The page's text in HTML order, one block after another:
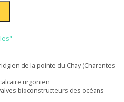
de la pointe du Chay (Charentes-
urgonien
bioconstructeurs des océans